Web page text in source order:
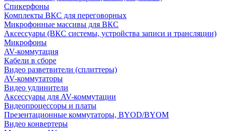
Спикерфоны
Комплекты ВКС для переговорных
Микрофонные массивы для ВКС
Аксессуары (ВКС системы, устройства записи и трансляции)
Микрофоны
AV-коммутация
Кабели в сборе
Видео разветвители (сплиттеры)
AV-коммутаторы
Видео удлинители
Аксессуары для AV-коммутации
Видеопроцессоры и платы
Презентационные коммутаторы, BYOD/BYOM
Видео конвертеры